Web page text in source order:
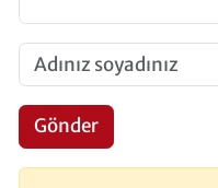
Gönder